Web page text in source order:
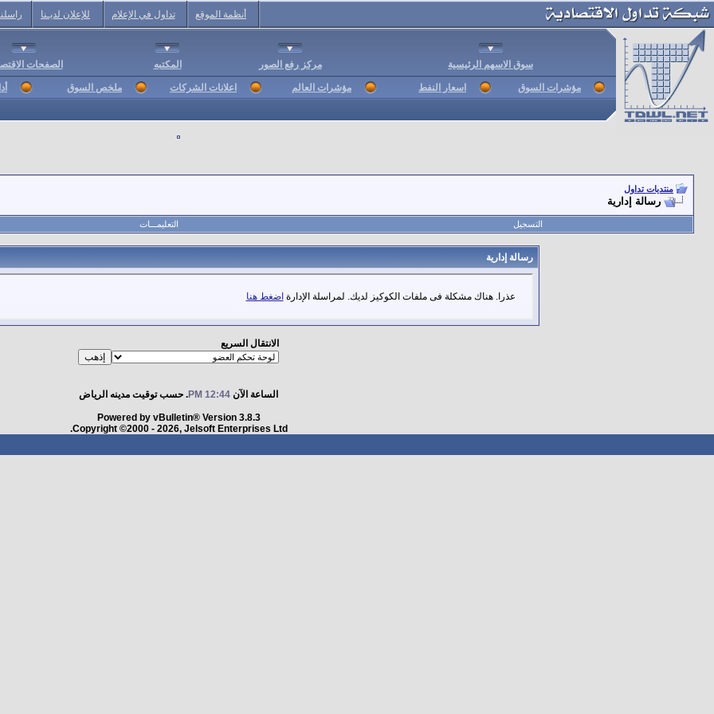
أنظمة الموقع تداول في الإعلام للإعلان لديـنا
سوق الاسهم الرئيسية مركز رفع الصور المكتبه الصفحات
مؤشرات السوق اسعار النفط مؤشرات العالم اعلانات الشركات ملخص السوق
منتديات تداول
رسالة إدارية
التسجيل التعليمـــات
رسالة إدارية
عذرا. هناك مشكلة فى ملفات الكوكيز لديك. لمراسلة الإدارة اضغط هنا
الانتقال السريع
الساعة الآن 12:44 PM . حسب توقيت مدينه الرياض
Powered by vBulletin® Version 3.8.3
Copyright ©2000 - 2026, Jelsoft Enterprises Ltd.